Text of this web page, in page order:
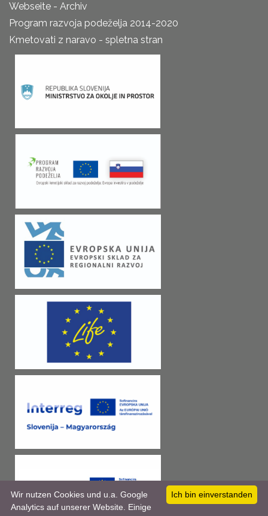
Webseite - Archiv
Program razvoja podeželja 2014-2020
Kmetovati z naravo - spletna stran
Ich bin einverstanden
Wir nutzen Cookies und u.a. Google
Analytics auf unserer Website. Einige